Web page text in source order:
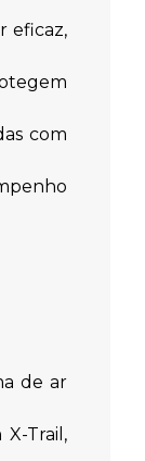
eficaz,
com
de ar
Trail,